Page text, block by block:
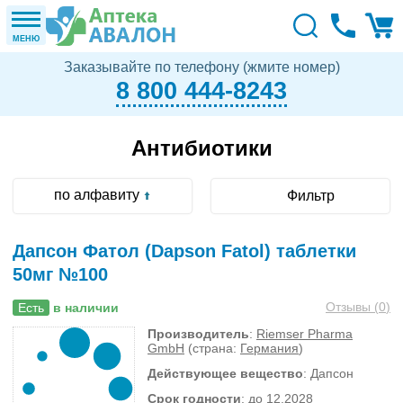
МЕНЮ
Заказывайте по телефону (жмите номер)
8 800 444-8243
Антибиотики
по алфавиту Фильтр
Дапсон Фатол (Dapson Fatol) таблетки
50мг №100
Есть в наличии Отзывы (0)
Производитель: Riemser Pharma
GmbH (страна: Германия)
Действующее вещество: Дапсон
Срок годности: до 12.2028